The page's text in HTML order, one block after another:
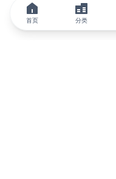
首页 分类